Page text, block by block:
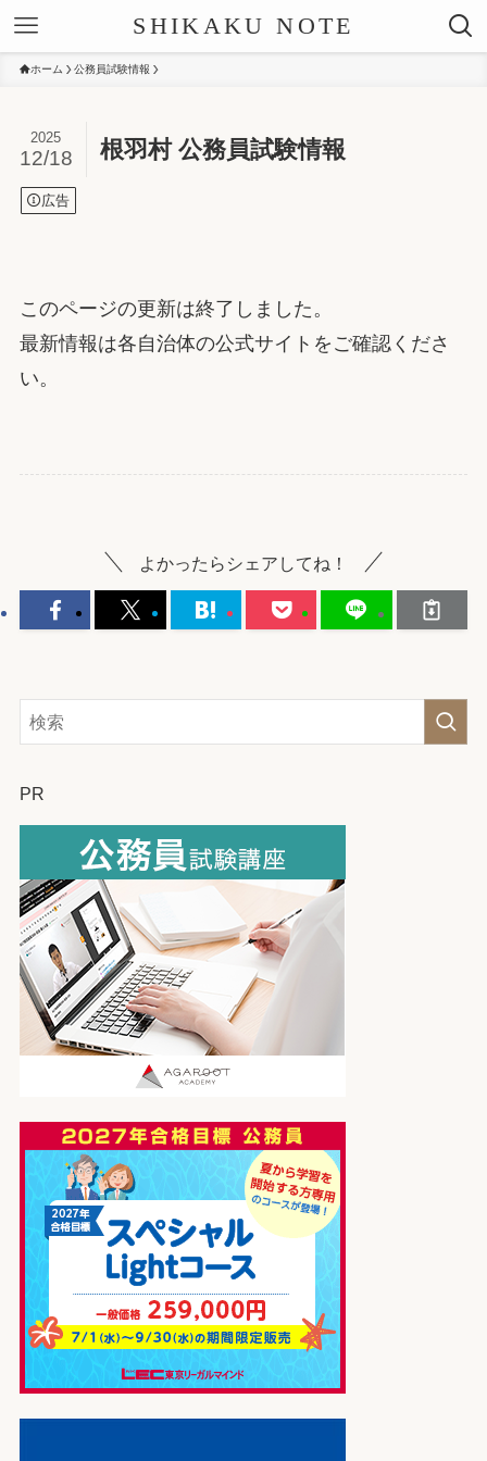
SHIKAKU NOTE
ホーム 公務員試験情報
根羽村 公務員試験情報
2025
12/18
広告
このページの更新は終了しました。
最新情報は各自治体の公式サイトをご確認くださ
い。
よかったらシェアしてね！
PR